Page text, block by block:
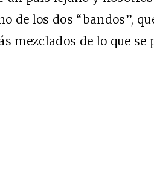
de los dos “bandos”,
mezclados de lo que se